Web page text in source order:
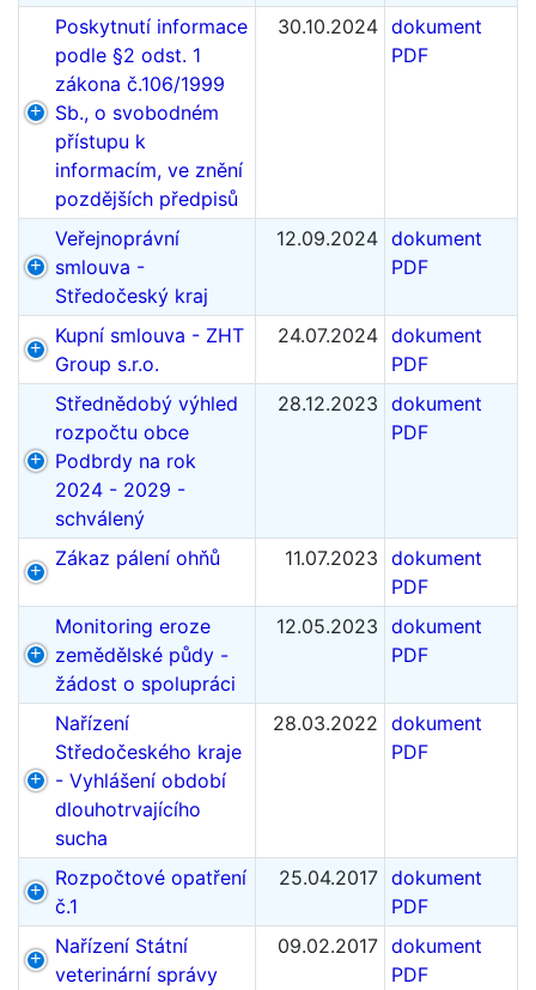
Poskytnutí informace
podle §2 odst. 1
zákona č.106/1999
Sb., o svobodném
přístupu k
informacím, ve znění
pozdějších předpisů
30.10.2024 dokument
PDF
Veřejnoprávní
smlouva -
Středočeský kraj
12.09.2024 dokument
PDF
Kupní smlouva - ZHT
Group s.r.o.
24.07.2024 dokument
PDF
Střednědobý výhled
rozpočtu obce
Podbrdy na rok
2024 - 2029 -
schválený
28.12.2023 dokument
PDF
Zákaz pálení ohňů 11.07.2023 dokument
PDF
Monitoring eroze
zemědělské půdy -
žádost o spolupráci
12.05.2023 dokument
PDF
Nařízení
Středočeského kraje
- Vyhlášení období
dlouhotrvajícího
sucha
28.03.2022 dokument
PDF
Rozpočtové opatření
č.1
25.04.2017 dokument
PDF
Nařízení Státní
veterinární správy
09.02.2017 dokument
PDF